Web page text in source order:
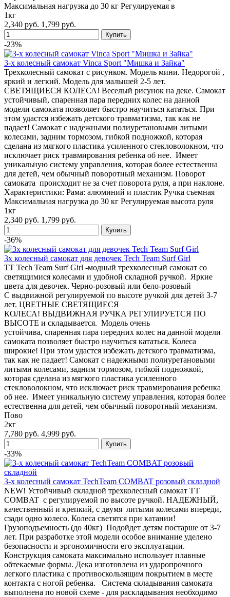
Максимальная нагрузка до 30 кг Регулируемая в
1кг
2,340 руб. 1,799 руб.
-23%
3-х колесный самокат Vinca Sport "Мишка и Зайка"
Трехколесный самокат с рисунком. Модель мини. Недорогой ,
яркий и легкий. Модель для малышей 2-5 лет.
СВЕТЯЩИЕСЯ КОЛЕСА! Веселый рисунок на деке. Самокат
устойчивый, спаренная пара передних колес на данной
модели самоката позволяет быстро научиться кататься. При
этом удастся избежать детского травматизма, так как не
падает! Самокат с надежными полиуретановыми литыми
колесами, задним тормозом, гибкой подножкой, которая
сделана из мягкого пластика усиленного стекловолокном, что
исключает риск травмирования ребенка об нее. Имеет
уникальную систему управления, которая более естественна
для детей, чем обычный поворотный механизм. Поворот
самоката происходит не за счет поворота руля, а при наклоне.
Характеристики: Рама: алюминий и пластик Ручка съемная
Максимальная нагрузка до 30 кг Регулируемая высота руля
1кг
2,340 руб. 1,799 руб.
-36%
3х колесный самокат для девочек Tech Team Surf Girl
TT Tech Team Surf Girl -модный трехколесный самокат со
светящимися колесами и удобной складной ручкой. Яркие
цвета для девочек. Черно-розовый или бело-розовый
С выдвижной регулируемой по высоте ручкой для детей 3-7
лет. ЦВЕТНЫЕ СВЕТЯЩИЕСЯ
КОЛЕСА! ВЫДВИЖНАЯ РУЧКА РЕГУЛИРУЕТСЯ ПО
ВЫСОТЕ и складывается. Модель очень
устойчива, спаренная пара передних колес на данной модели
самоката позволяет быстро научиться кататься. Колеса
широкие! При этом удастся избежать детского травматизма,
так как не падает! Самокат с надежными полиуретановыми
литыми колесами, задним тормозом, гибкой подножкой,
которая сделана из мягкого пластика усиленного
стекловолокном, что исключает риск травмирования ребенка
об нее. Имеет уникальную систему управления, которая более
естественна для детей, чем обычный поворотный механизм.
Пово
2кг
7,780 руб. 4,999 руб.
-33%
3-х колесный самокат TechTeam COMBAT розовый складной
NEW! Устойчивый складной трехколесный самокат TT
COMBAT с регулируемой по высоте ручкой. НАДЕЖНЫЙ,
качественный и крепкий, с двумя литыми колесами впереди,
сзади одно колесо. Колеса светятся при катании!
Грузоподъемность (до 40кг) Подойдет детям постарше от 3-7
лет. При разработке этой модели особое внимание уделено
безопасности и эргономичности его эксплуатации.
Конструкция самоката максимально использует плавные
обтекаемые формы. Дека изготовлена из ударопрочного
легкого пластика с противоскользящим покрытием в месте
контакта с ногой ребенка. Система складывания самоката
выполнена по новой схеме - для раскладывания необходимо